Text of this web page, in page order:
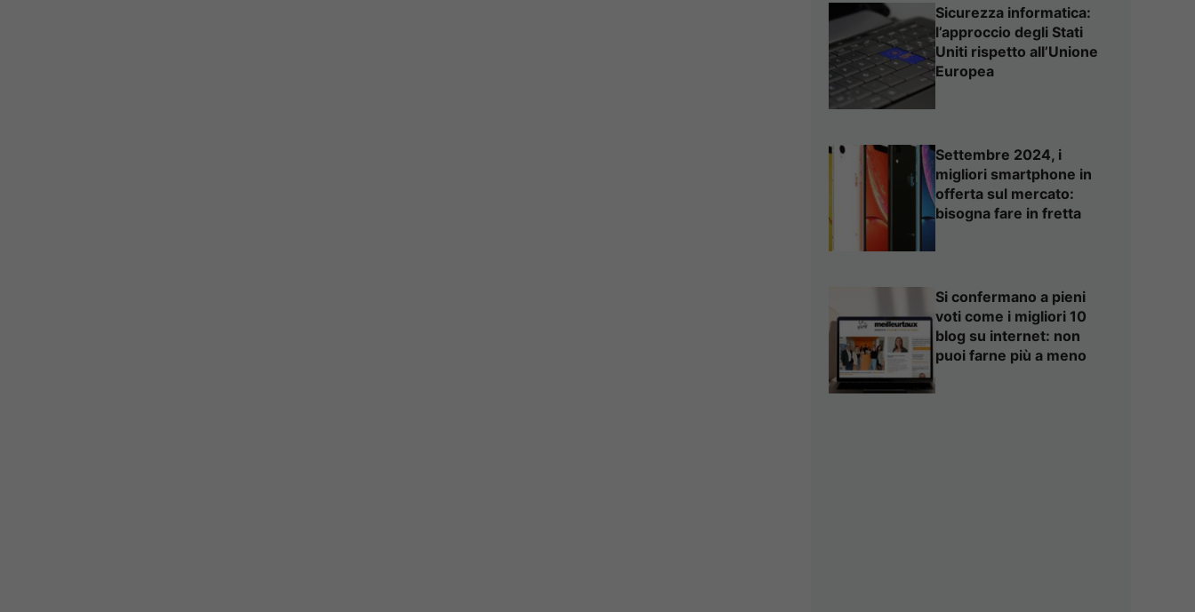
Sicurezza informatica:
l’approccio degli Stati
Uniti rispetto all’Unione
Europea
Settembre 2024, i
migliori smartphone in
offerta sul mercato:
bisogna fare in fretta
Si confermano a pieni
voti come i migliori 10
blog su internet: non
puoi farne più a meno